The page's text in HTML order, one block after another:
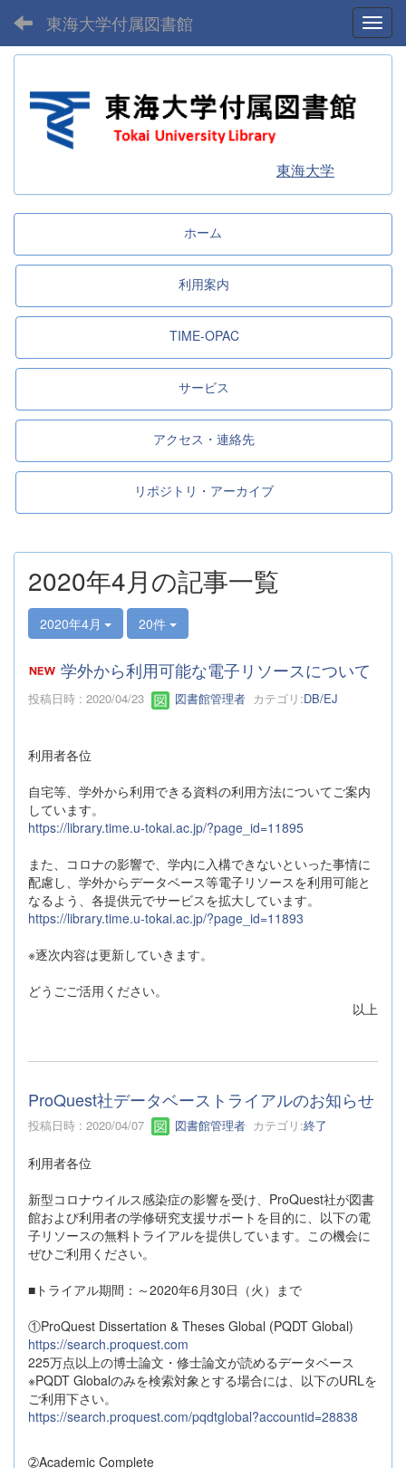
東海大学付属図書館
東海大学
ホーム
利用案内
TIME-OPAC
サービス
アクセス・連絡先
リポジトリ・アーカイブ
2020年4月の記事一覧
2020年4月 20件
学外から利用可能な電子リソースについて
投稿日時 : 2020/04/23 図書館管理者 カテゴリ:DB/EJ
利用者各位
自宅等、学外から利用できる資料の利用方法についてご案内
しています。
https://library.time.u-tokai.ac.jp/?page_id=11895
また、コロナの影響で、学内に入構できないといった事情に
配慮し、学外からデータベース等電子リソースを利用可能と
なるよう、各提供元でサービスを拡大しています。
https://library.time.u-tokai.ac.jp/?page_id=11893
※逐次内容は更新していきます。
どうごご活用ください。
以上
ProQuest社データベーストライアルのお知らせ
投稿日時 : 2020/04/07 図書館管理者 カテゴリ:終了
利用者各位
新型コロナウイルス感染症の影響を受け、ProQuest社が図書
館および利用者の学修研究支援サポートを目的に、以下の電
子リソースの無料トライアルを提供しています。この機会に
ぜひご利用ください。
■トライアル期間：～2020年6月30日（火）まで
①ProQuest Dissertation & Theses Global (PQDT Global)
https://search.proquest.com
225万点以上の博士論文・修士論文が読めるデータベース
※PQDT Globalのみを検索対象とする場合には、以下のURLを
ご利用下さい。
https://search.proquest.com/pqdtglobal?accountid=28838
➁Academic Complete